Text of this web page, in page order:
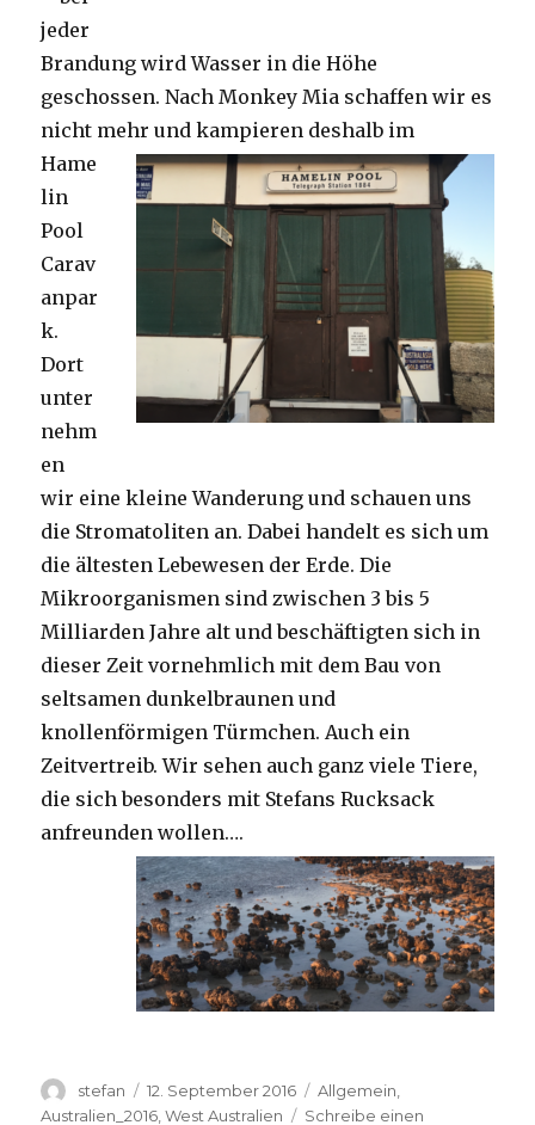
jeder
Brandung wird Wasser in die Höhe
geschossen. Nach Monkey Mia schaffen wir es
nicht mehr und kampieren deshalb im
Hame
lin
Pool
Carav
anpar
k.
Dort
unter
nehm
en
wir eine kleine Wanderung und schauen uns
die Stromatoliten an. Dabei handelt es sich um
die ältesten Lebewesen der Erde. Die
Mikroorganismen sind zwischen 3 bis 5
Milliarden Jahre alt und beschäftigten sich in
dieser Zeit vornehmlich mit dem Bau von
seltsamen dunkelbraunen und
knollenförmigen Türmchen. Auch ein
Zeitvertreib. Wir sehen auch ganz viele Tiere,
die sich besonders mit Stefans Rucksack
anfreunden wollen….
Autor
stefan
Veröffentlicht
am
12. September 2016 Kategorien
Allgemein
Australien_2016 ,West Australien
Schreibe einen